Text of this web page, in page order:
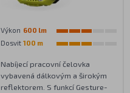
Výkon 600 lm
Dosvit 100 m
Nabíjecí pracovní čelovka
vybavená dálkovým a širokým
reflektorem. S funkcí Gesture-